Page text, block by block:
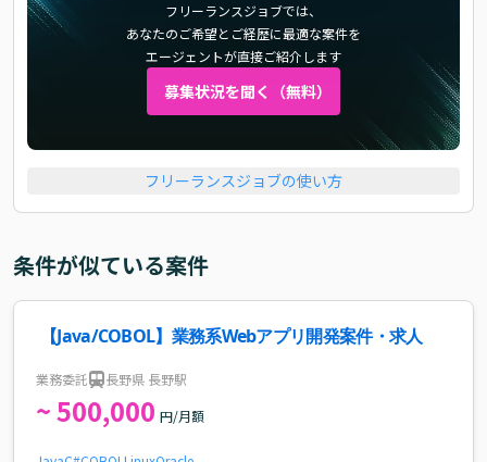
フリーランスジョブでは、
あなたのご希望とご経歴に最適な案件を
エージェントが直接ご紹介します
募集状況を聞く（無料）
フリーランスジョブの使い方
条件が似ている案件
【Java/COBOL】業務系Webアプリ開発案件・求人
業務委託 長野県 長野駅
~ 500,000 円/月額